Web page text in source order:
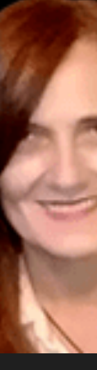
Barrelier?
del
en el
fue
de
Miguel y
lideran el
continúe y
los próximos